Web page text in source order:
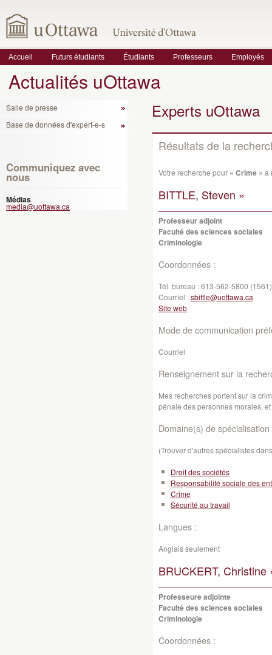
Accueil Futurs étudiants Étudiants Professeurs Employés
Actualités uOttawa
Salle de presse
Base de données d'expert-e-s
Communiquez avec
nous
Médias
media@uottawa.ca
Experts uOttawa
Résultats de la
Votre recherche pour « Crime » a
BITTLE, Steven »
Professeur adjoint
Faculté des sciences sociales
Criminologie
Coordonnées :
Tél. bureau :613-562-5800 (1561)
Courriel :sbittle@uottawa.ca
Site web
Mode de communication
Courriel
Renseignement sur la
Mes recherches portent sur la
pénale des personnes morales,
Domaine(s) de spécialisation
(Trouver d'autres spécialistes
Droit des sociétés
Responsabilité sociale des
Crime
Sécurité au travail
Langues :
Anglais seulement
BRUCKERT, Christine
Professeure adjointe
Faculté des sciences sociales
Criminologie
Coordonnées :